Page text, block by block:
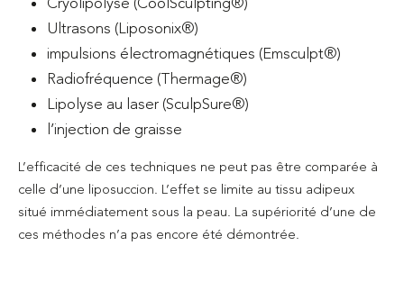
Ultrasons (Liposonix®)
impulsions électromagnétiques (Emsculpt®)
Radiofréquence (Thermage®)
Lipolyse au laser (SculpSure®)
l’injection de graisse
L’efficacité de ces techniques ne peut pas être comparée à
celle d’une liposuccion. L’effet se limite au tissu adipeux
situé immédiatement sous la peau. La supériorité d’une de
ces méthodes n’a pas encore été démontrée.